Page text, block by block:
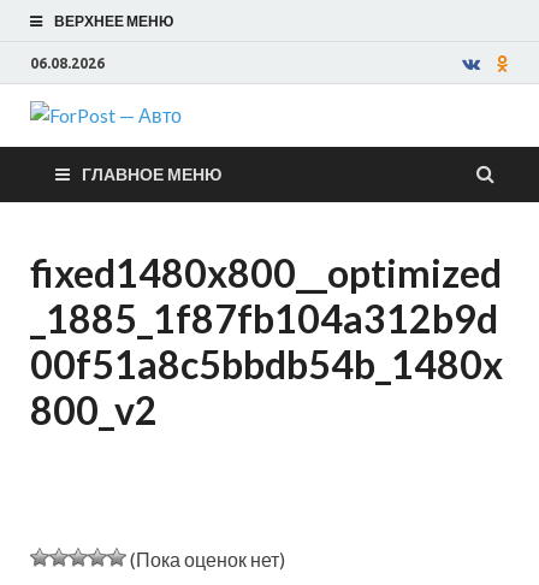
ВЕРХНЕЕ МЕНЮ
06.08.2026
ForPost —
Авто
ГЛАВНОЕ МЕНЮ
fixed1480x800__optimized
_1885_1f87fb104a312b9d
00f51a8c5bbdb54b_1480x
800_v2
(Пока оценок нет)